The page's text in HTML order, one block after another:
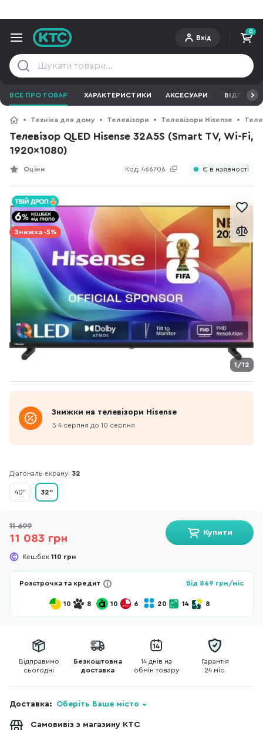
Вхід
0
ВСЕ ПРО ТОВАР ХАРАКТЕРИСТИКИ АКСЕСУАРИ ВІДГУКИ
Техніка для дому Телевізори Телевізори Hisense
Телевізор QLED Hisense 32A5S (Smart TV, Wi-Fi,
1920x1080)
Код: 466706
Оціни Є в наявності
1/12
Знижка -5%
Знижки на телевізори Hisense
З 4 серпня до 10 серпня
Діагональ екрану: 32
40" 32"
11 699
11 083 грн
Кешбек 110 грн
Купити
Розстрочка та кредит Від 869 грн/міс
10 8 10 6 20 14 8
Відправимо
сьогодні
Безкоштовна
доставка
14 днів на
обмін товару
Гарантія
24 міс.
Доставка: Оберіть Ваше місто
Самовивіз з магазину КТС